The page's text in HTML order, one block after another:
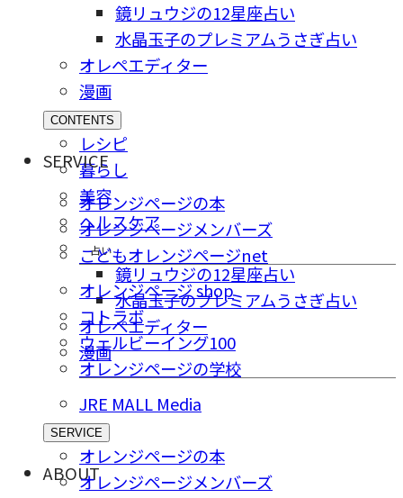
鏡リュウジの12星座占い
水晶玉子のプレミアムうさぎ占い
オレペエディター
漫画
CONTENTS
レシピ
暮らし
美容
ヘルスケア
占い
鏡リュウジの12星座占い
水晶玉子のプレミアムうさぎ占い
オレペエディター
漫画
SERVICE
オレンジページの本
オレンジページメンバーズ
こどもオレンジページnet
オレンジページ shop
コトラボ
ウェルビーイング100
オレンジページの学校
JRE MALL Media
SERVICE
オレンジページの本
オレンジページメンバーズ
ABOUT